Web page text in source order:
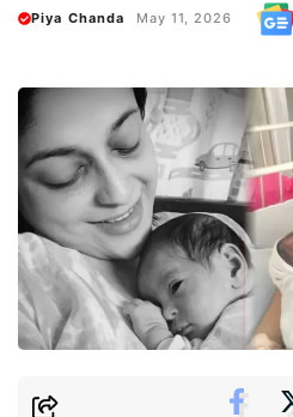
Piya Chanda May 11, 2026